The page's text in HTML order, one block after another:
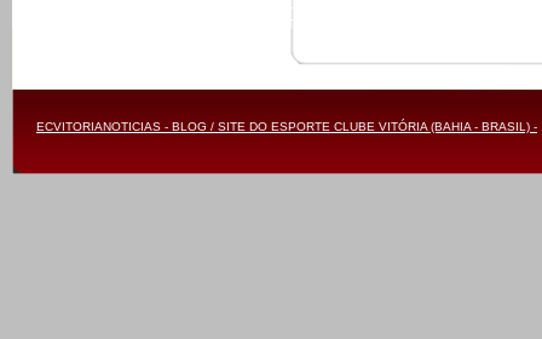
ECVITORIANOTICIAS - BLOG / SITE DO ESPORTE CLUBE VITÓRIA (BAHIA - BRASIL) -